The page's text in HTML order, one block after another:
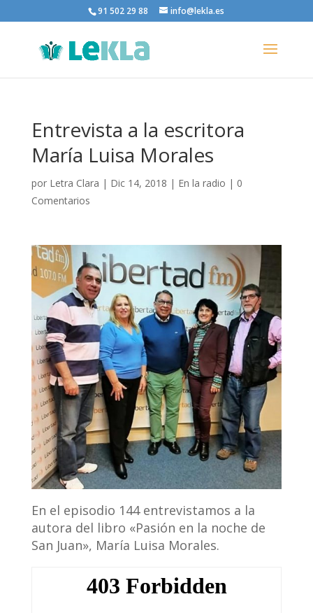
91 502 29 88 info@lekla.es
Entrevista a la escritora
María Luisa Morales
por Letra Clara | Dic 14, 2018 | En la radio | 0
Comentarios
En el episodio 144 entrevistamos a la
autora del libro «Pasión en la noche de
San Juan», María Luisa Morales.